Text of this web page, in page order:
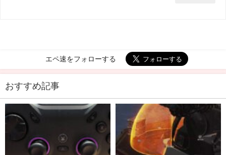
エペ速をフォローする
おすすめ記事